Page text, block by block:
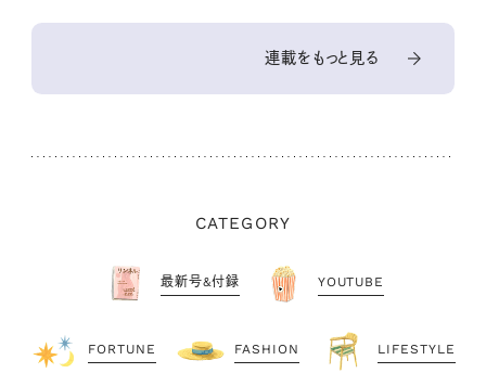
連載をもっと見る
CATEGORY
最新号&付録 YOUTUBE
FORTUNE FASHION LIFESTYLE